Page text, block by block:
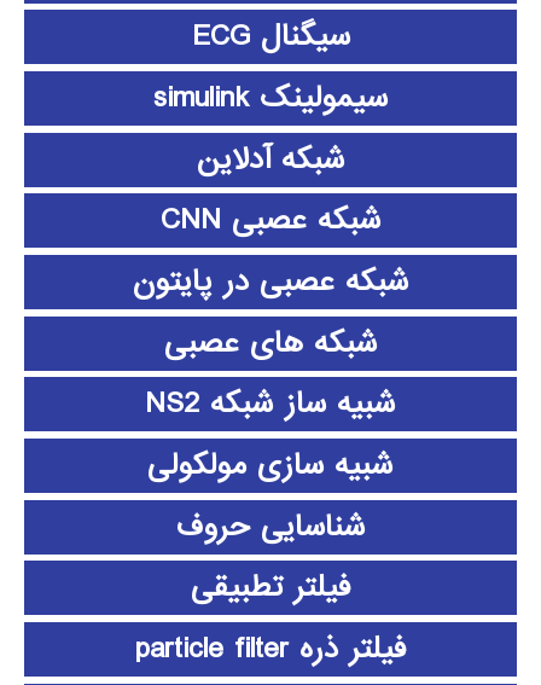
سیگنال ECG
سیمولینک simulink
شبکه آدلاین
شبکه عصبی CNN
شبکه عصبی در پایتون
شبکه های عصبی
شبیه ساز شبکه NS2
شبیه سازی مولکولی
شناسایی حروف
فیلتر تطبیقی
فیلتر ذره particle filter